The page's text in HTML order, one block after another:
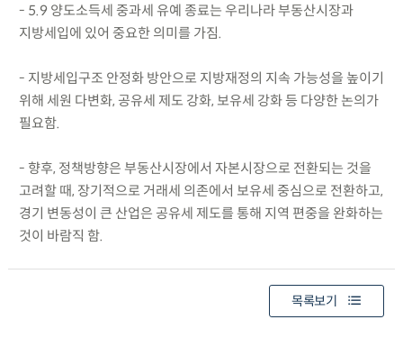
- 5.9 양도소득세 중과세 유예 종료는 우리나라 부동산시장과
지방세입에 있어 중요한 의미를 가짐.
- 지방세입구조 안정화 방안으로 지방재정의 지속 가능성을 높이기
위해 세원 다변화, 공유세 제도 강화, 보유세 강화 등 다양한 논의가
필요함.
- 향후, 정책방향은 부동산시장에서 자본시장으로 전환되는 것을
고려할 때, 장기적으로 거래세 의존에서 보유세 중심으로 전환하고,
경기 변동성이 큰 산업은 공유세 제도를 통해 지역 편중을 완화하는
것이 바람직 함.
목록보기